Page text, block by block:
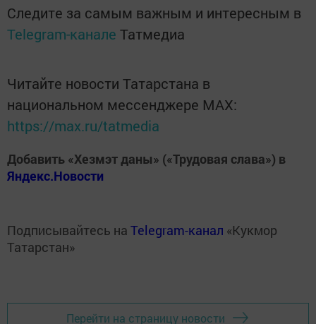
Следите за самым важным и интересным в
Telegram-канале Татмедиа
Читайте новости Татарстана в
национальном мессенджере MАХ:
https://max.ru/tatmedia
Добавить «Хезмэт даны» («Трудовая слава») в
Яндекс.Новости
Подписывайтесь на Telegram-канал «Кукмор
Татарстан»
Перейти на страницу новости